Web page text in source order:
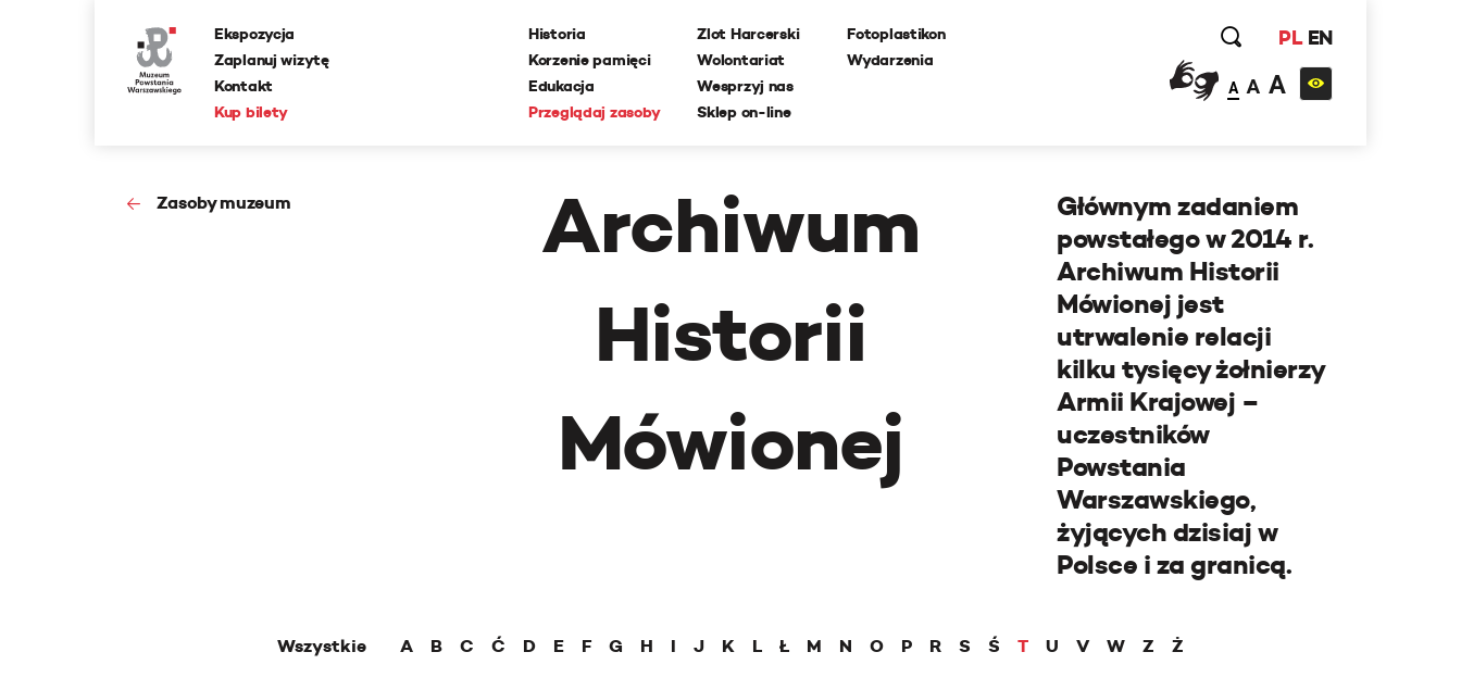
Ekspozycja
Zaplanuj wizytę
Kontakt
Kup bilety
Historia
Korzenie pamięci
Edukacja
Przeglądaj zasoby
Zlot Harcerski
Wolontariat
Wesprzyj nas
Sklep on-line
Fotoplastikon
Wydarzenia
PL EN
A A A
Zasoby muzeum
Archiwum
Historii
Mówionej
Głównym zadaniem
powstałego w 2014 r.
Archiwum Historii
Mówionej jest
utrwalenie relacji
kilku tysięcy żołnierzy
Armii Krajowej –
uczestników
Powstania
Warszawskiego,
żyjących dzisiaj w
Polsce i za granicą.
Wszystkie A B C Ć D E F G H I J K L Ł M N O P R S Ś T U V W Z
Ż